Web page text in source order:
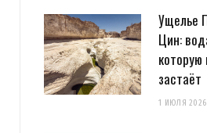
Ущелье
Цин:
которую
застаёт
1 ИЮЛЯ 2026